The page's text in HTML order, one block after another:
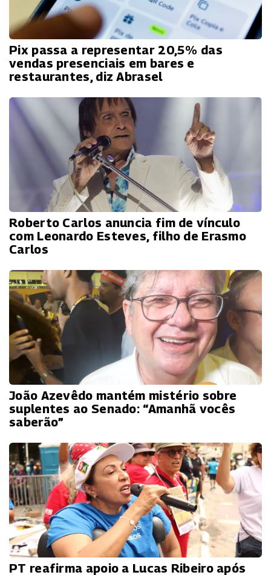
Pix passa a representar 20,5% das
vendas presenciais em bares e
restaurantes, diz Abrasel
Roberto Carlos anuncia fim de vínculo
com Leonardo Esteves, filho de Erasmo
Carlos
João Azevêdo mantém mistério sobre
suplentes ao Senado: “Amanhã vocês
saberão”
PT reafirma apoio a Lucas Ribeiro após